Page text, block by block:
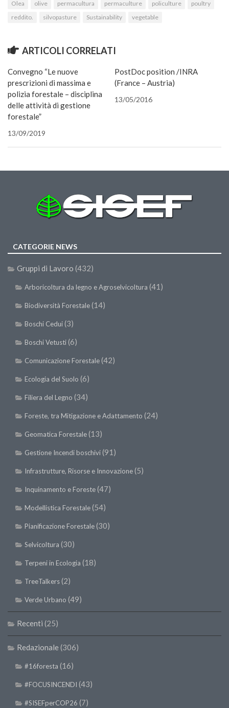
finestra) nuova nuova una
finestra)
una
finestra)
nuova finestra)e-
Olea olive permacultura permaculture policulture
poultry
reddito.
silvopasture Sustainability vegetable
ARTICOLI CORRELATI
Convegno “Le nuove
prescrizioni di massima e
polizia forestale – disciplina
delle attività di gestione
forestale”
13/09/2019
PostDoc position /INRA
(France – Austria)
13/05/2016
CATEGORIE NEWS
Gruppi di Lavoro (432)
Arboricoltura da legno e Agroselvicoltura (41)
Biodiversità Forestale(14)
Boschi Cedui(3)
Boschi Vetusti(6)
Comunicazione Forestale(42)
Ecologia del Suolo (6)
Filiera del Legno (34)
Foreste, tra Mitigazione e Adattamento (24)
Geomatica Forestale(13)
Gestione Incendi boschivi(91)
Infrastrutture, Risorse e Innovazione(5)
Inquinamento e Foreste(47)
Modellistica Forestale(54)
Pianificazione Forestale(30)
Selvicoltura (30)
Terpeni in Ecologia (18)
TreeTalkers(2)
Verde Urbano (49)
Recenti (25)
Redazionale (306)
#16foresta (16)
#FOCUSINCENDI (43)
#SISEFperCOP26 (7)